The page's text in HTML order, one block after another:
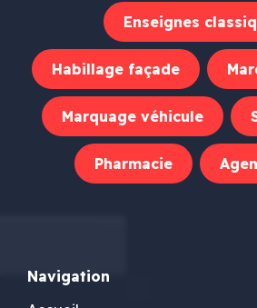
Enseignes
Habillage façade
Marquage véhicule
Pharmacie
Navigation